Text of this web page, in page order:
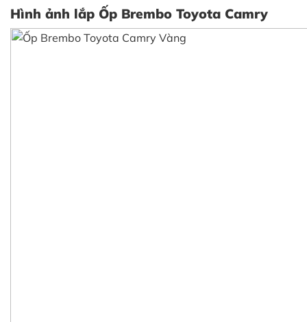
Hình ảnh lắp Ốp Brembo Toyota Camry